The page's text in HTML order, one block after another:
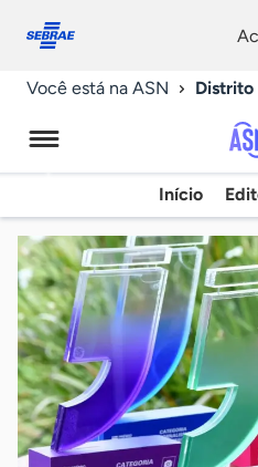
conosco
Você está na ASN Distrito
Início